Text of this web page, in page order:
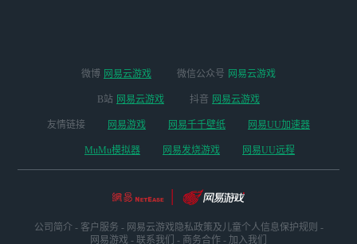
微博 网易云游戏 微信公众号 网易云游戏
B站 网易云游戏 抖音 网易云游戏
友情链接 网易游戏 网易千千壁纸 网易UU加速器
MuMu模拟器 网易发烧游戏 网易UU远程
公司简介 - 客户服务 - 网易云游戏隐私政策及儿童个人信息保护规则 -
网易游戏 - 联系我们 - 商务合作 - 加入我们